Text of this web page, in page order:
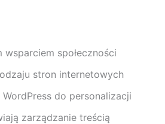
społeczności
stron internetowych
do personalizacji
zarządzanie treścią